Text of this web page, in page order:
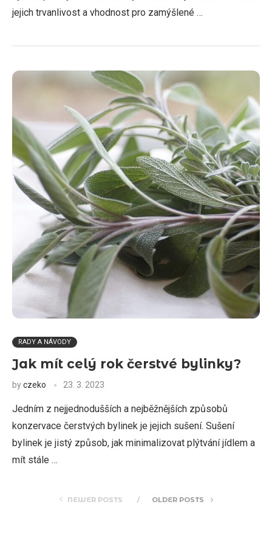
jejich trvanlivost a vhodnost pro zamýšlené …
RADY A NÁVODY
Jak mít celý rok čerstvé bylinky?
byczeko 23. 3. 2023
Jedním z nejjednodušších a nejběžnějších způsobů
konzervace čerstvých bylinek je jejich sušení. Sušení
bylinek je jistý způsob, jak minimalizovat plýtvání jídlem a
mít stále …
NEWER POSTS OLDER POSTS